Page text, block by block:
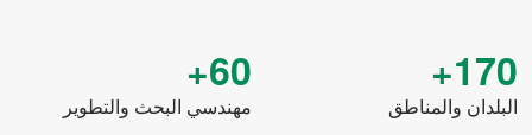
170+
البلدان والمناطق
60+
مهندسي البحث والتطوير